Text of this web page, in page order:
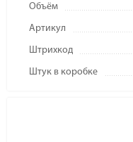
Объём
Артикул
Штрихкод
Штук в коробке